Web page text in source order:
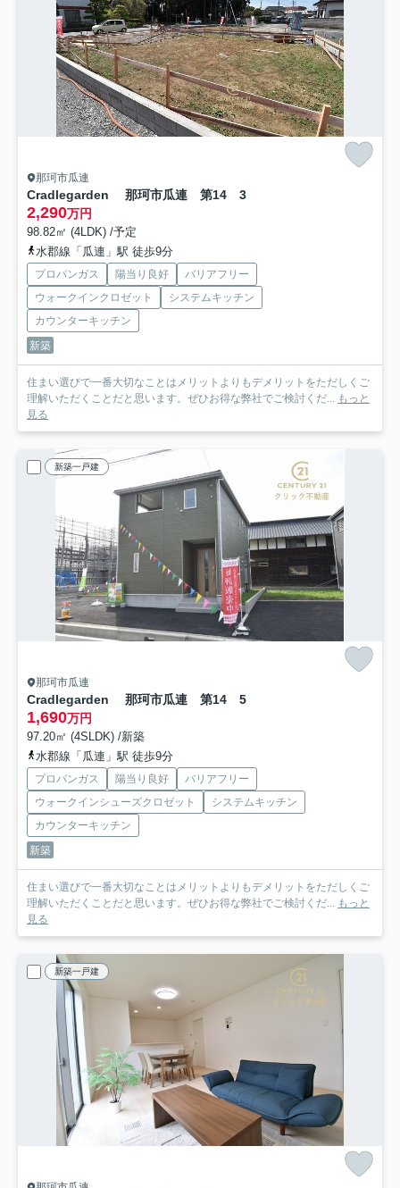
那珂市瓜連
Cradlegarden 那珂市瓜連 第14 3
2,290万円
98.82㎡ (4LDK) /予定
水郡線「瓜連」駅 徒歩9分
プロパンガス 陽当り良好
バリアフリー
ウォークインクロゼット
システムキッチン
カウンターキッチン
新築
住まい選びで一番大切なことはメリットよりもデメリットをただしくご
理解いただくことだと思います。ぜひお得な弊社でご検討くだ... もっと
見る
新築一戸建
那珂市瓜連
Cradlegarden 那珂市瓜連 第14 5
1,690万円
97.20㎡ (4SLDK) /新築
水郡線「瓜連」駅 徒歩9分
プロパンガス 陽当り良好
バリアフリー
ウォークインシューズクロゼット
システムキッチン
カウンターキッチン
新築
住まい選びで一番大切なことはメリットよりもデメリットをただしくご
理解いただくことだと思います。ぜひお得な弊社でご検討くだ... もっと
見る
新築一戸建